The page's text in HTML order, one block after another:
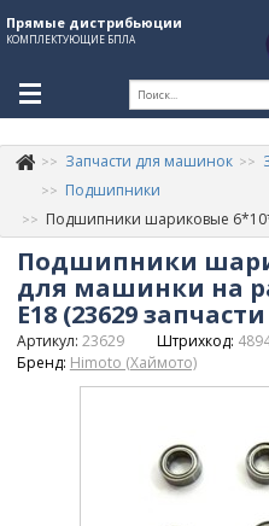
Прямые дистрибьюции
КОМПЛЕКТУЮЩИЕ БПЛА
+380507774092
Информация о компании
About Company
Обзоры
Категории
Запчасти для машинок
Подшипники
Подшипники шариковые 6*10*3 мм для машинки на
Подшипники
для машинки на
E18 (23629
Артикул: 23629 Штрихкод:
Бренд: Himoto (Хаймото)